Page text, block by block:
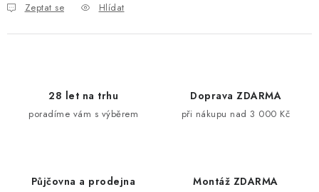
Zeptat se Hlídat
28 let na trhu
poradíme vám s výběrem
Doprava ZDARMA
při nákupu nad 3 000 Kč
Půjčovna a prodejna Montáž ZDARMA